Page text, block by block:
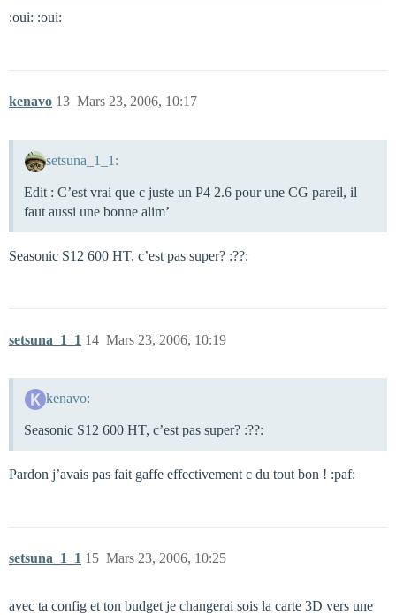
:oui: :oui:
kenavo Mars 23, 2006, 10:17
13
setsuna_1_1:
Edit : C’est vrai que c juste un P4 2.6 pour une CG pareil, il
faut aussi une bonne alim’
Seasonic S12 600 HT, c’est pas super? :??:
setsuna_1_1 Mars 23, 2006, 10:19
14
kenavo:
Seasonic S12 600 HT, c’est pas super? :??:
Pardon j’avais pas fait gaffe effectivement c du tout bon ! :paf:
setsuna_1_1 Mars 23, 2006, 10:25
15
avec ta config et ton budget je changerai sois la carte 3D vers une